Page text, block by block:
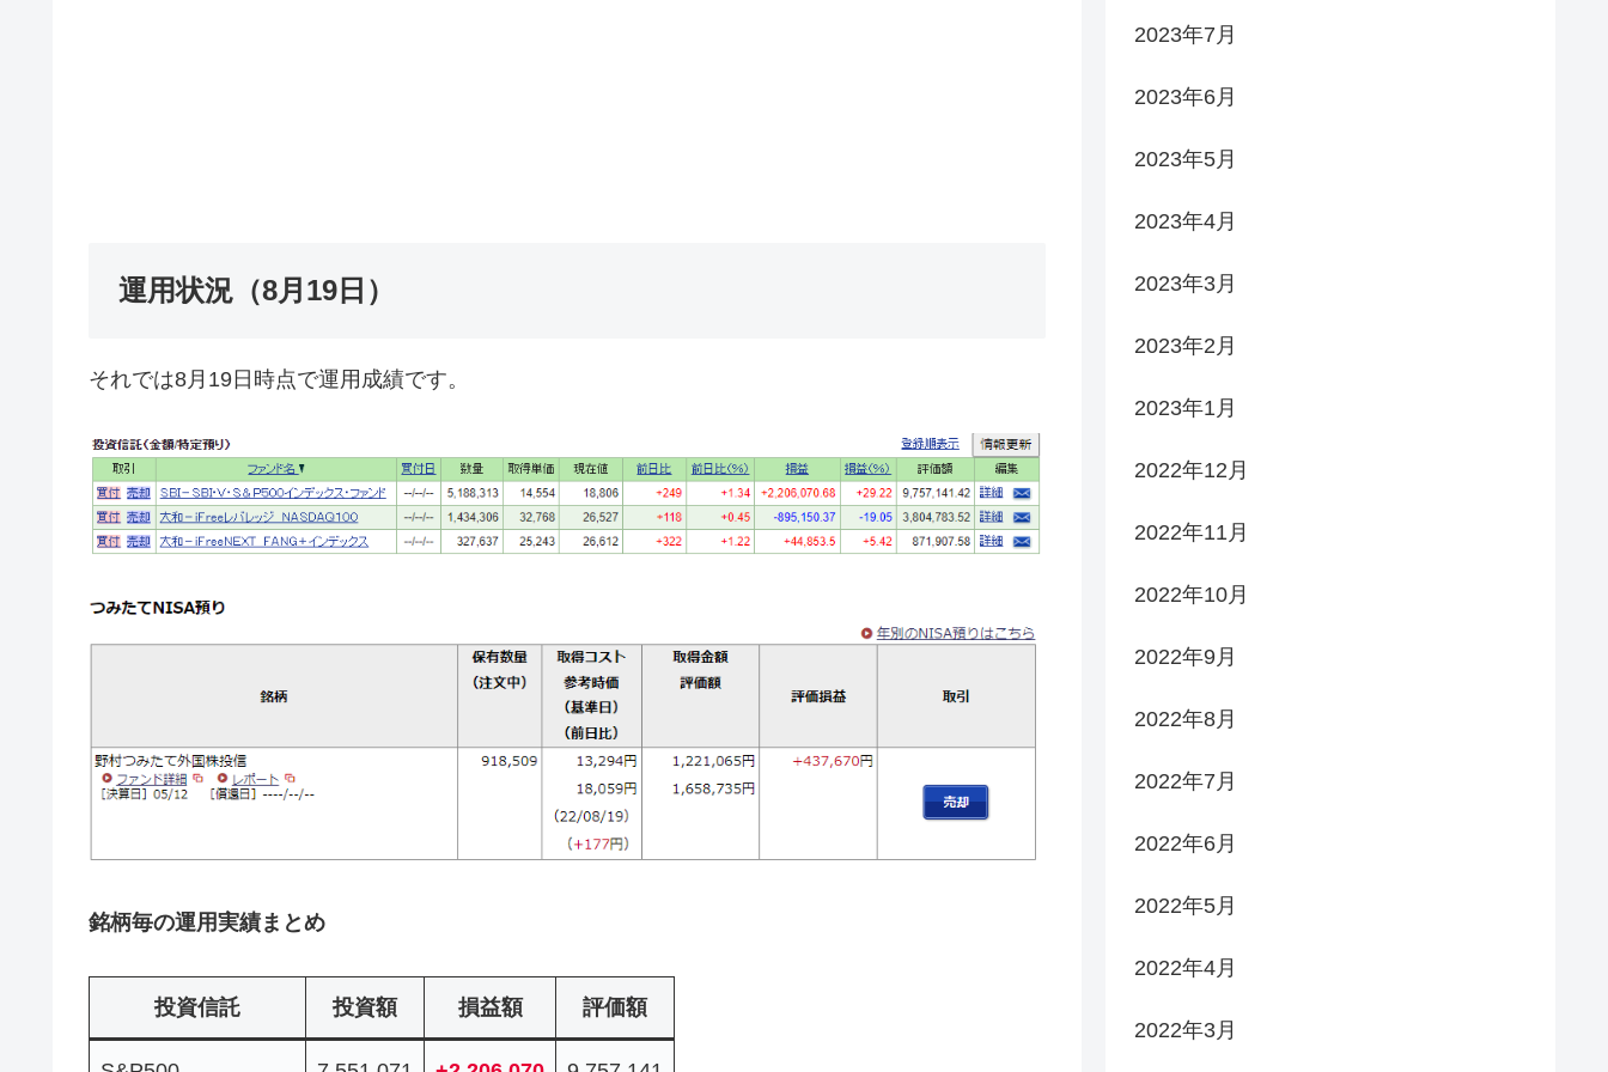
運用状況（8月19日）
それでは8月19日時点で運用成績です。
銘柄毎の運用実績まとめ
投資信託 投資額 損益額 評価額
2023年7月
2023年6月
2023年5月
2023年4月
2023年3月
2023年2月
2023年1月
2022年12月
2022年11月
2022年10月
2022年9月
2022年8月
2022年7月
2022年6月
2022年5月
2022年4月
2022年3月